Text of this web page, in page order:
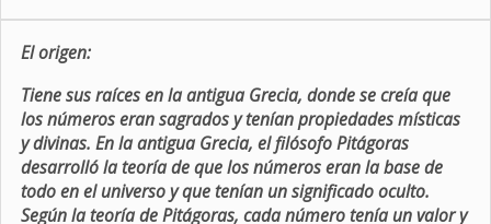
El origen:
Tiene sus raíces en la antigua Grecia, donde se creía que
los números eran sagrados y tenían propiedades místicas
y divinas. En la antigua Grecia, el filósofo Pitágoras
desarrolló la teoría de que los números eran la base de
todo en el universo y que tenían un significado oculto.
Según la teoría de Pitágoras, cada número tenía un valor y